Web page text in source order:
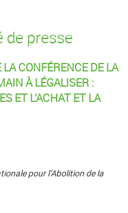
de presse
LA CONFÉRENCE DE LA
À LÉGALISER :
ET L’ACHAT ET LA
pour l’Abolition de la